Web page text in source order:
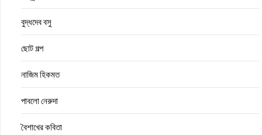
বুদ্ধদেব বসু
ছোট গল্প
নাজিম হিকমত
পাবলো নেরুদা
বৈশাখের কবিতা